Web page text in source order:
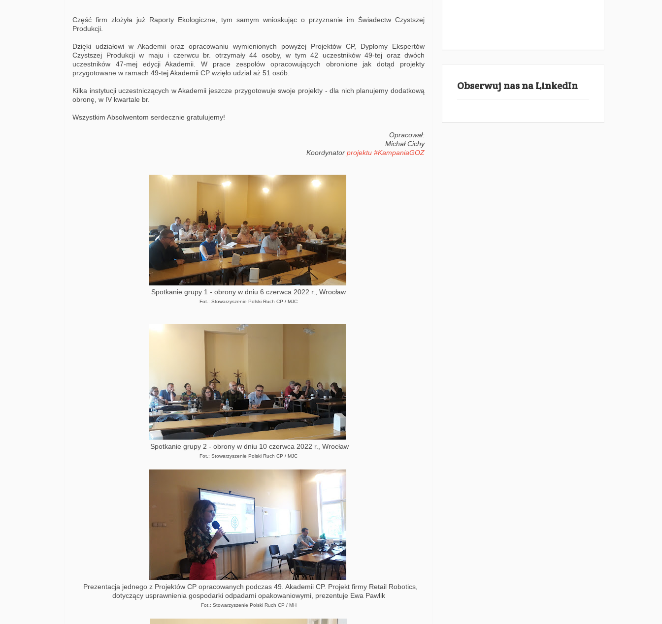
Część firm złożyła już Raporty Ekologiczne, tym samym wnioskując o przyznanie im Świadectw Czystszej
Produkcji.
Dzięki udziałowi w Akademii oraz opracowaniu wymienionych powyżej Projektów CP, Dyplomy Ekspertów
Czystszej Produkcji w maju i czerwcu br. otrzymały 44 osoby, w tym 42 uczestników 49-tej oraz dwóch
uczestników 47-mej edycji Akademii. W prace zespołów opracowujących obronione jak dotąd projekty
przygotowane w ramach 49-tej Akademii CP wzięło udział aż 51 osób.
Kilka instytucji uczestniczących w Akademii jeszcze przygotowuje swoje projekty - dla nich planujemy dodatkową
obronę, w IV kwartale br.
Wszystkim Absolwentom serdecznie gratulujemy!
Opracował:
Michał Cichy
Koordynator projektu #KampaniaGOZ
Spotkanie grupy 1 - obrony w dniu 6 czerwca 2022 r., Wrocław
Fot.: Stowarzyszenie Polski Ruch CP / MJC
Spotkanie grupy 2 - obrony w dniu 10 czerwca 2022 r., Wrocław
Fot.: Stowarzyszenie Polski Ruch CP / MJC
Prezentacja jednego z Projektów CP opracowanych podczas 49. Akademii CP. Projekt firmy Retail Robotics,
dotyczący usprawnienia gospodarki odpadami opakowaniowymi, prezentuje Ewa Pawlik
Fot.: Stowarzyszenie Polski Ruch CP / MH
Obserwuj nas na LinkedIn